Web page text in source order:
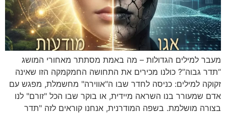
מעבר למילים הגדולות – מה באמת מסתתר מאחורי המושג
“תדר גבוה”? כולנו מכירים את התחושה החמקמקה הזו שאינה
זקוקה למילים: כניסה לחדר שבו ה"אווירה" מחשמלת, מפגש עם
אדם שמעורר בנו השראה מיידית, או בוקר שבו הכל "זורם" לנו
בצורה מושלמת. בשפה המודרנית, אנחנו קוראים לזה "תדר